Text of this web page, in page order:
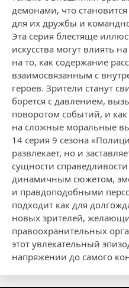
демонами, что
для их дружбы и
Эта серия блестяще
искусства могут влиять
на то, как содержание
взаимосвязанным с
героев. Зрители станут
борется с давлением,
поворотом событий, и
на сложные моральные
14 серия 9 сезона
развлекает, но и
сущности
динамичным сюжетом,
и правдоподобными
подходит как для
новых зрителей,
правоохранительных
этот увлекательный
напряжении до самого